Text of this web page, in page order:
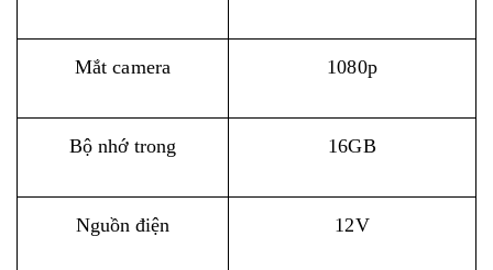
Mắt camera 1080p
Bộ nhớ trong 16GB
Nguồn điện 12V